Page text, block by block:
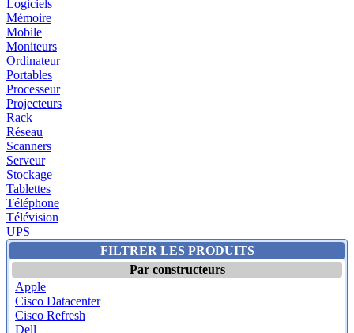
Logiciels
Mémoire
Mobile
Moniteurs
Ordinateur
Portables
Processeur
Projecteurs
Rack
Réseau
Scanners
Serveur
Stockage
Tablettes
Téléphone
Télévision
UPS
FILTRER LES PRODUITS
Par constructeurs
Apple
Cisco Datacenter
Cisco Refresh
Dell